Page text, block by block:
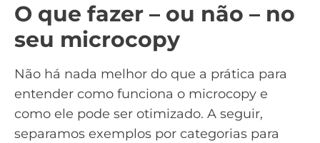
O que fazer – ou não – no
seu microcopy
Não há nada melhor do que a prática para
entender como funciona o microcopy e
como ele pode ser otimizado. A seguir,
separamos exemplos por categorias para